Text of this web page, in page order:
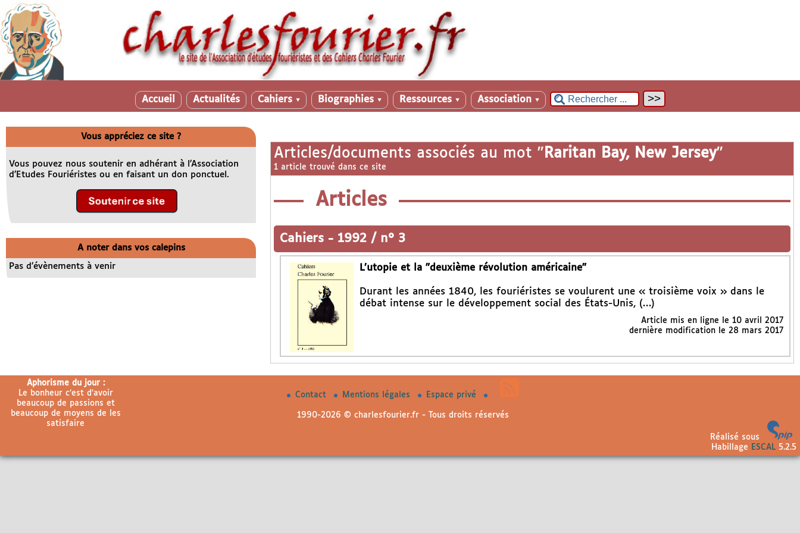
Accueil Actualités Cahiers ▼ Biographies ▼ Ressources ▼ Association ▼
Articles/documents associés au mot " Raritan Bay, New Jersey"
1 article trouvé dans ce site
Articles
Cahiers - 1992 / n° 3
L’utopie et la "deuxième révolution américaine"
Durant les années 1840, les fouriéristes se voulurent une « troisième voix » dans le
débat intense sur le développement social des États-Unis, (…)
Article mis en ligne le 10 avril 2017
dernière modification le 28 mars 2017
Vous appréciez ce site ?
Vous pouvez nous soutenir en adhérant à l’Association
d’Etudes Fouriéristes ou en faisant un don ponctuel.
A noter dans vos calepins
Pas d’évènements à venir
Aphorisme du jour :
Le bonheur c’est d’avoir
beaucoup de passions et
beaucoup de moyens de les
satisfaire
Contact Mentions légales Espace privé
1990-2026 © charlesfourier.fr - Tous droits réservés
Réalisé sous
Habillage
ESCAL5.2.5